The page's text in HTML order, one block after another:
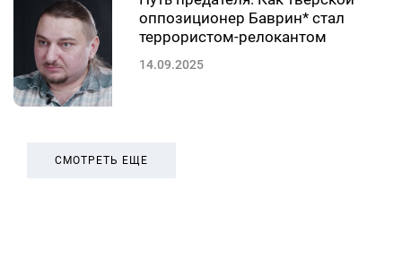
оппозиционер Баврин* стал
террористом-релокантом
14.09.2025
СМОТРЕТЬ ЕЩЕ